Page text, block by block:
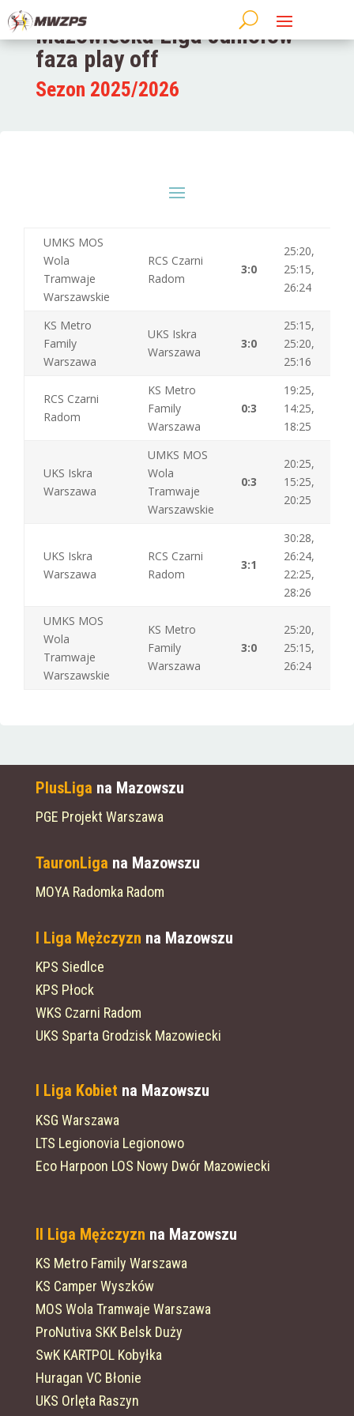
Mazowiecka Liga Juniorów –
faza play off
Sezon 2025/2026
UMKS MOS
Wola
Tramwaje
Warszawskie
RCS Czarni
Radom
3:0
25:20,
25:15,
26:24
KS Metro
Family
Warszawa
UKS Iskra
Warszawa
3:0
25:15,
25:20,
25:16
RCS Czarni
Radom
KS Metro
Family
Warszawa
0:3
19:25,
14:25,
18:25
UKS Iskra
Warszawa
UMKS MOS
Wola
Tramwaje
Warszawskie
0:3
20:25,
15:25,
20:25
UKS Iskra
Warszawa
RCS Czarni
Radom
3:1
30:28,
26:24,
22:25,
28:26
UMKS MOS
Wola
Tramwaje
Warszawskie
KS Metro
Family
Warszawa
3:0
25:20,
25:15,
26:24
PlusLiga na Mazowszu
PGE Projekt Warszawa
TauronLiga na Mazowszu
MOYA Radomka Radom
I Liga Mężczyzn na Mazowszu
KPS Siedlce
KPS Płock
WKS Czarni Radom
UKS Sparta Grodzisk Mazowiecki
I Liga Kobiet na Mazowszu
KSG Warszawa
LTS Legionovia Legionowo
Eco Harpoon LOS Nowy Dwór Mazowiecki
II Liga Mężczyzn na Mazowszu
KS Metro Family Warszawa
KS Camper Wyszków
MOS Wola Tramwaje Warszawa
ProNutiva SKK Belsk Duży
SwK KARTPOL Kobyłka
Huragan VC Błonie
UKS Orlęta Raszyn